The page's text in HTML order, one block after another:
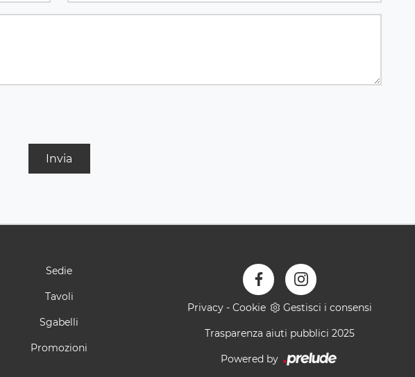
Invia
Sedie
Tavoli
Sgabelli
Promozioni
Privacy - Cookie Gestisci i consensi
Trasparenza aiuti pubblici 2025
Powered by